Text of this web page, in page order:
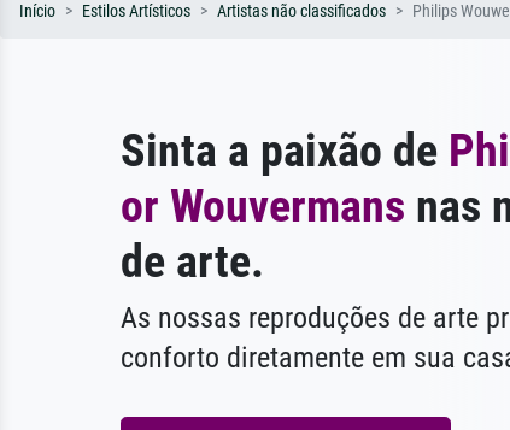
Início Estilos Artísticos Artistas não classificados Philips
Sinta a paixão de
or Wouvermans nas
de arte.
As nossas reproduções de arte
conforto diretamente em sua